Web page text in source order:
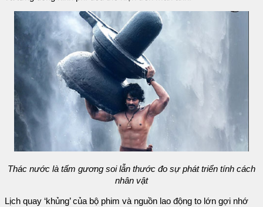
Thác nước là tấm gương soi lẫn thước đo sự phát triển tính cách
nhân vật
Lịch quay ‘khủng’ của bộ phim và nguồn lao động to lớn gợi nhớ